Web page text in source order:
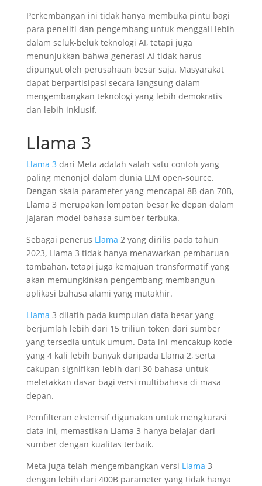
Perkembangan ini tidak hanya membuka pintu bagi
para peneliti dan pengembang untuk menggali lebih
dalam seluk-beluk teknologi AI, tetapi juga
menunjukkan bahwa generasi AI tidak harus
dipungut oleh perusahaan besar saja. Masyarakat
dapat berpartisipasi secara langsung dalam
mengembangkan teknologi yang lebih demokratis
dan lebih inklusif.
Llama 3
Llama 3 dari Meta adalah salah satu contoh yang
paling menonjol dalam dunia LLM open-source.
Dengan skala parameter yang mencapai 8B dan 70B,
Llama 3 merupakan lompatan besar ke depan dalam
jajaran model bahasa sumber terbuka.
Sebagai penerus Llama 2 yang dirilis pada tahun
2023, Llama 3 tidak hanya menawarkan pembaruan
tambahan, tetapi juga kemajuan transformatif yang
akan memungkinkan pengembang membangun
aplikasi bahasa alami yang mutakhir.
Llama 3 dilatih pada kumpulan data besar yang
berjumlah lebih dari 15 triliun token dari sumber
yang tersedia untuk umum. Data ini mencakup kode
yang 4 kali lebih banyak daripada Llama 2, serta
cakupan signifikan lebih dari 30 bahasa untuk
meletakkan dasar bagi versi multibahasa di masa
depan.
Pemfilteran ekstensif digunakan untuk mengkurasi
data ini, memastikan Llama 3 hanya belajar dari
sumber dengan kualitas terbaik.
Meta juga telah mengembangkan versi Llama 3
dengan lebih dari 400B parameter yang tidak hanya